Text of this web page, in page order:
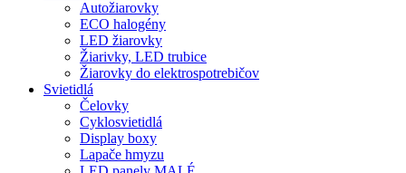
Autožiarovky
ECO halogény
LED žiarovky
Žiarivky, LED trubice
Žiarovky do elektrospotrebičov
Svietidlá
Čelovky
Cyklosvietidlá
Display boxy
Lapače hmyzu